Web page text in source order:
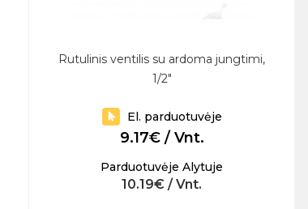
Rutulinis ventilis su ardoma jungtimi,
1/2"
El. parduotuvėje
9.17€ / Vnt.
Parduotuvėje Alytuje
10.19€ / Vnt.